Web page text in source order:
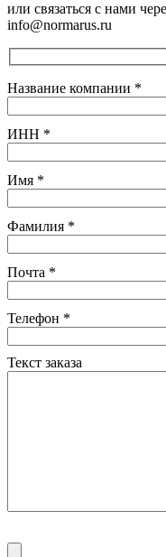
или связаться с нами
info@normarus.ru
Название компании *
ИНН *
Имя *
Фамилия *
Почта *
Телефон *
Текст заказа